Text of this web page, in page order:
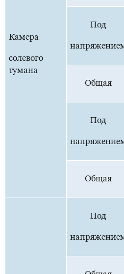
Камера
солевого
тумана
Под
Общая
Под
Общая
Под